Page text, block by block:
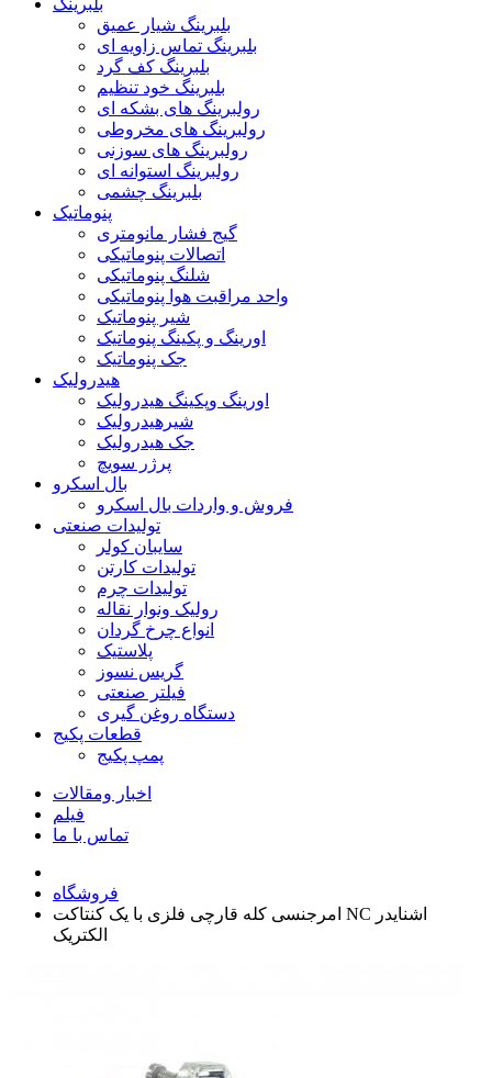
بلبرینگ
بلبرینگ شیار عمیق
بلبرینگ تماس زاویه ای
بلبرینگ کف گرد
بلبرینگ خود تنظیم
رولبرینگ های بشکه ای
رولبرینگ های مخروطی
رولبرینگ های سوزنی
رولبرینگ استوانه ای
بلبرینگ چشمی
پنوماتیک
گیج فشار مانومتری
اتصالات پنوماتیکی
شلنگ پنوماتیکی
واحد مراقبت هوا پنوماتیکی
شیر پنوماتیک
اورینگ و پکینگ پنوماتیک
جک پنوماتیک
هیدرولیک
اورینگ وپکینگ هیدرولیک
شیرهیدرولیک
جک هیدرولیک
پرژر سویچ
بال اسکرو
فروش و واردات بال اسکرو
تولیدات صنعتی
سایبان کولر
تولیدات کارتن
تولیدات چرم
رولیک ونوار نقاله
انواع چرخ گردان
پلاستیک
گریس نسوز
فیلتر صنعتی
دستگاه روغن گیری
قطعات پکیج
پمپ پکیج
اخبار ومقالات
فیلم
تماس با ما
فروشگاه
امرجنسی کله قارچی فلزی با یک کنتاکت NC اشنایدر
الکتریک